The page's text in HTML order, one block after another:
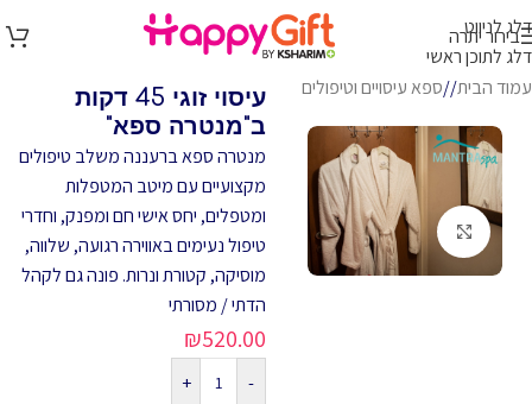
דלג לניווט
דלג לתוכן ראשי
בירור יתרה
עמוד הבית/ ספא עיסויים וטיפולים
לחץ להגדלה
עיסוי זוגי 45 דקות
ב"מנטרה ספא"
מנטרה ספא ברעננה משלב טיפולים
מקצועיים עם מיטב המטפלות
ומטפלים, יחס אישי חם ומפנק, וחדרי
טיפול נעימים באווירה רגועה, שלווה,
מוסיקה, קטורת ונרות. פונה גם לקהל
הדתי / מסורתי
₪520.00
-
+